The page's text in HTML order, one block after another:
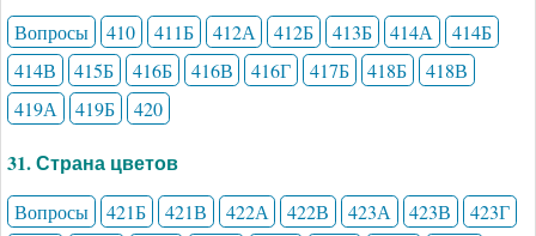
Вопросы 410 411Б 412А 412Б 413Б 414А
414Б
414В
415Б 416Б 416В 416Г 417Б 418Б
418В
419А
419Б 420
31. Страна цветов
Вопросы 421Б 421В 422А 422В 423А 423В
423Г